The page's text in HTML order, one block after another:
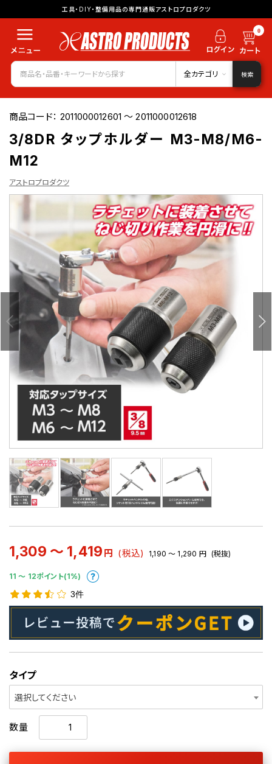
工具・DIY・整備用品の専門通販アストロプロダクツ
0
全カテゴリ 検索
商品コード：2011000012601 ～ 2011000012618
3/8DR タップホルダー M3-M8/M6-
M12
アストロプロダクツ
1,309 ～ 1,419 円 (税込) 1,190 ～ 1,290 円 (税抜)
11 〜 12ポイント(1%)
3件
タイプ
選択してください
数量